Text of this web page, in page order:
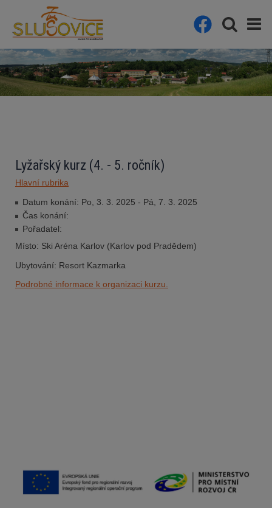
Lyžařský kurz (4. - 5. ročník)
Hlavní rubrika
Datum konání: Po, 3. 3. 2025 - Pá, 7. 3. 2025
Čas konání:
Pořadatel:
Místo: Ski Aréna Karlov (Karlov pod Pradědem)
Ubytování: Resort Kazmarka
Podrobné informace k organizaci kurzu.